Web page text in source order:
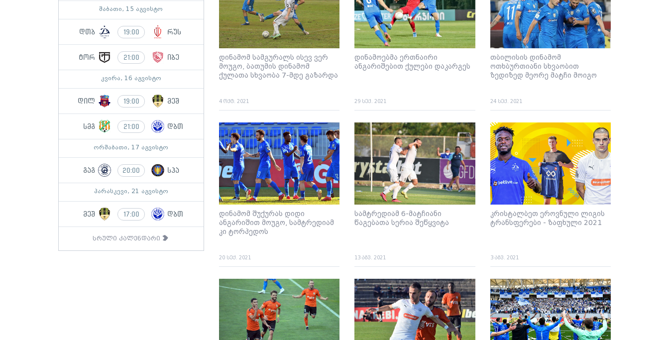
შაბათი, 15 აგვისტო
დთბ 19:00 რუს
ტორ 21:00 იბე
კვირა, 16 აგვისტო
დილ 19:00 მეშ
სმგ 21:00 დბთ
ორშაბათი, 17 აგვისტო
გაგ 20:00 სპა
პარასკევი, 21 აგვისტო
მეშ 17:00 დბთ
სრული კალენდარი
დინამომ სამგურალს ისევ ვერ
მოუგო, ბათუმის დინამომ
ქულათა სხვაობა 7-მდე გაზარდა
4 ოქტ. 2021
დინამოებმა ერთნაირი
ანგარიშებით ქულები დაკარგეს
29 სექ. 2021
თბილისის დინამომ
ოთხბურთიანი სხვაობით
ზედიზედ მეორე მატჩი მოიგო
24 სექ. 2021
დინამომ შუქურას დიდი
ანგარიშით მოუგო, სამტრედიამ
კი ტორპედოს
20 სექ. 2021
სამტრედიამ 6-მატჩიანი
წაგებათა სერია შეწყვიტა
13 აგვ. 2021
კრისტალბეთ ეროვნული ლიგის
ტრანსფერები - ზაფხული 2021
3 აგვ. 2021